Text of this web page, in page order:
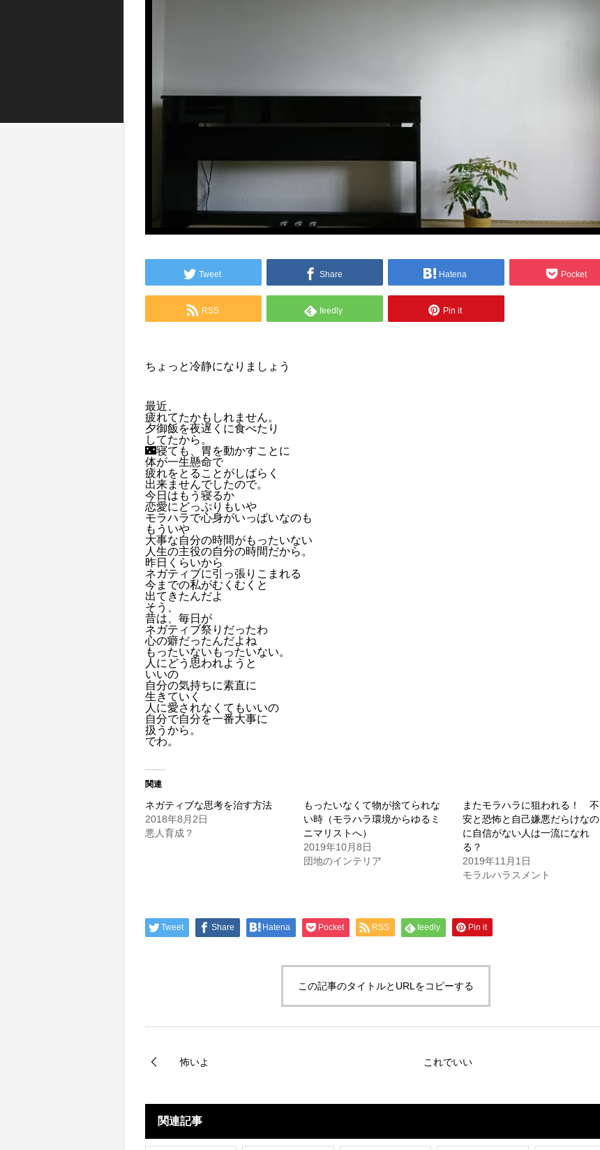
Tweet Share Hatena Pocket
RSS feedly Pin it
ちょっと冷静になりましょう
最近、
疲れてたかもしれません。
夕御飯を夜遅くに食べたり
してたから。
🌃寝ても、胃を動かすことに
体が一生懸命で
疲れをとることがしばらく
出来ませんでしたので。
今日はもう寝るか
恋愛にどっぷりもいや
モラハラで心身がいっぱいなのも
もういや
大事な自分の時間がもったいない
人生の主役の自分の時間だから。
昨日くらいから
ネガティブに引っ張りこまれる
今までの私がむくむくと
出てきたんだよ
そう、
昔は、毎日が
ネガティブ祭りだったわ
心の癖だったんだよね
もったいないもったいない。
人にどう思われようと
いいの
自分の気持ちに素直に
生きていく
人に愛されなくてもいいの
自分で自分を一番大事に
扱うから。
でわ。
関連
ネガティブな思考を治す方法
2018年8月2日
悪人育成？
もったいなくて物が捨てられな
い時（モラハラ環境からゆるミ
ニマリストへ）
2019年10月8日
団地のインテリア
またモラハラに狙われる！ 不
安と恐怖と自己嫌悪だらけなの
に自信がない人は一流になれ
る？
2019年11月1日
モラルハラスメント
Tweet Share Hatena Pocket RSS feedly Pin it
この記事のタイトルとURLをコピーする
怖いよ これでいい
関連記事